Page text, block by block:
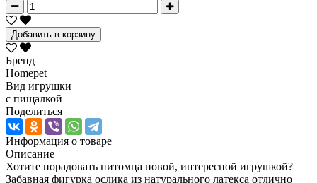
Добавить в корзину
Бренд
Homepet
Вид игрушки
с пищалкой
Поделиться
Информация о товаре
Описание
Хотите порадовать питомца новой, интересной игрушкой?
Забавная фигурка ослика из натурального латекса отлично